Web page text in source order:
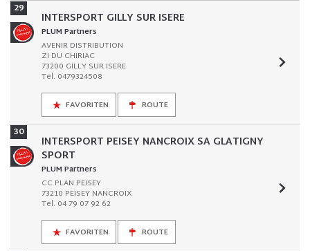
29
INTERSPORT GILLY SUR ISERE
PLUM Partners
AVENIR DISTRIBUTION
ZI DU CHIRIAC
73200 GILLY SUR ISERE
Tel. 0479324508
FAVORITEN ROUTE
30
INTERSPORT PEISEY NANCROIX SA GLATIGNY
SPORT
PLUM Partners
CC PLAN PEISEY
73210 PEISEY NANCROIX
Tel. 04 79 07 92 62
FAVORITEN ROUTE